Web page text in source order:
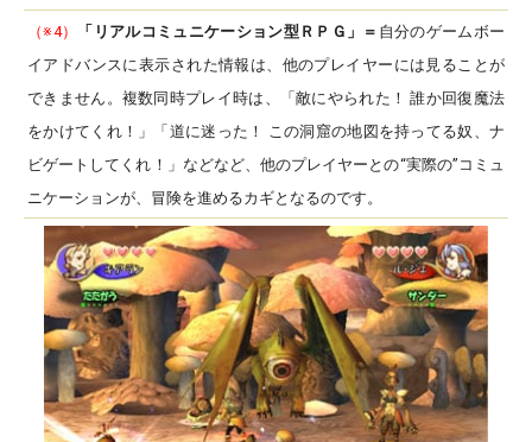
（※4） 「リアルコミュニケーション型ＲＰＧ」＝ 自分のゲームボー
イアドバンスに表示された情報は、他のプレイヤーには見ることが
できません。複数同時プレイ時は、「敵にやられた！ 誰か回復魔法
をかけてくれ！」「道に迷った！ この洞窟の地図を持ってる奴、ナ
ビゲートしてくれ！」などなど、他のプレイヤーとの“実際の”コミュ
ニケーションが、冒険を進めるカギとなるのです。